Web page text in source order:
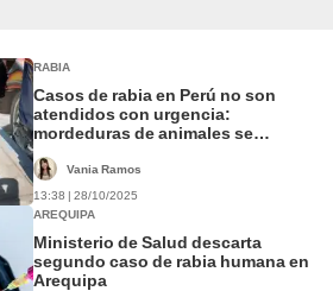
RABIA
Casos de rabia en Perú no son
atendidos con urgencia:
mordeduras de animales se
Amazonía
Vania Ramos
13:38 | 28/10/2025
AREQUIPA
Ministerio de Salud descarta
segundo caso de rabia humana en
Arequipa